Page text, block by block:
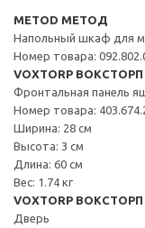
METOD МЕТОД
Напольный шкаф для
Номер товара:
VOXTORP ВОКСТОРП
Фронтальная панель
Номер товара:
Ширина: 28 см
Высота: 3 см
Длина: 60 см
Вес: 1.74 кг
VOXTORP ВОКСТОРП
Дверь